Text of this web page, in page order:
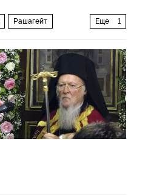
Еще 1
Рашагейт